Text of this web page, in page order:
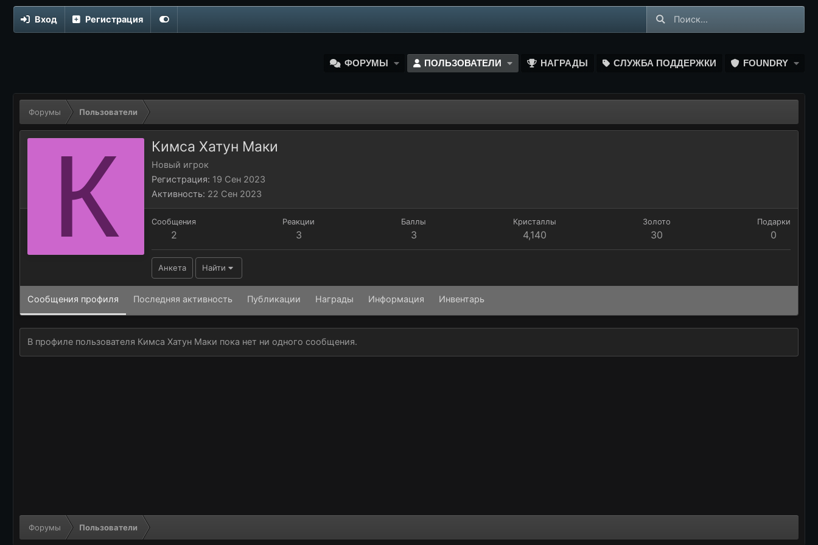
Вход Регистрация
ФОРУМЫ ПОЛЬЗОВАТЕЛИ НАГРАДЫ СЛУЖБА ПОДДЕРЖКИ FOUNDRY
Форумы Пользователи
К Кимса Хатун Маки
Новый игрок
Регистрация 19 Сен 2023
Активность 22 Сен 2023
Сообщения
2
Реакции
3
Баллы
3
Кристаллы
4,140
Золото
30
Подарки
0
Анкета Найти
Сообщения профиля Последняя активность Публикации Награды Информация Инвентарь
В профиле пользователя Кимса Хатун Маки пока нет ни одного сообщения.
Форумы Пользователи